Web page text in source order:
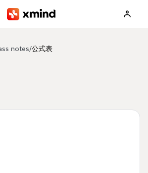
notes/公式表